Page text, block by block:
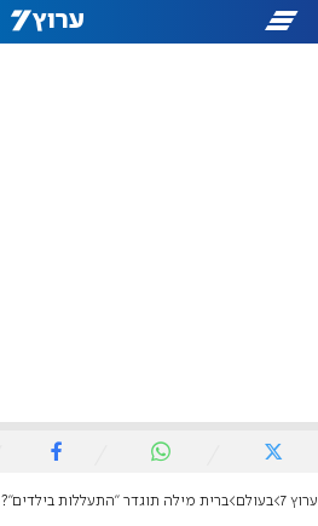
ערוץ 7 בעולם ברית מילה תוגדר "התעללות בילדים"?